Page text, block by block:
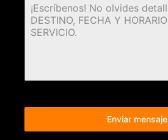
Enviar mensaje